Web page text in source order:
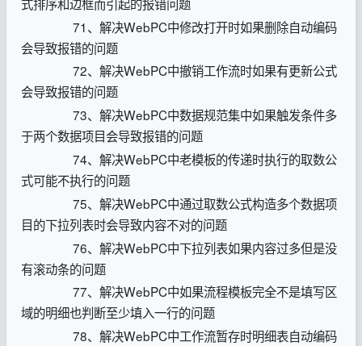
71、解决WebPC中修改打开时如果删除自动编码
会导致报错的问题
72、解决WebPC中撤销工作流时如果有更新公式
会导致报错的问题
73、解决WebPC中数据规范集中如果触发条件多
于两个数据项目会导致报错的问题
74、解决WebPC中老模板的传递时执行的取数公
式可能不执行的问题
75、解决WebPC中通过取数公式构造多个数据项
目的下拉列表时会导致内容不对的问题
76、解决WebPC中下拉列表如果内容过多但是没
有滚动条的问题
77、解决WebPC中如果流程模板完全不是填写区
域的明细也判断至少填入一行的问题
78、解决WebPC中工作流暂存时明细表自动编码